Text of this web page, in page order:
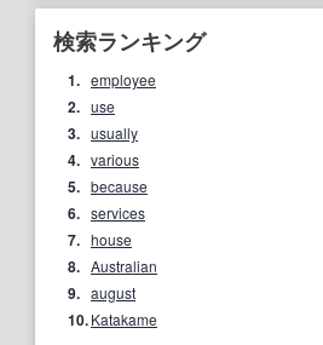
検索ランキング
1. employee
2. use
3. usually
4. various
5. because
6. services
7. house
8. Australian
9. august
10.Katakame